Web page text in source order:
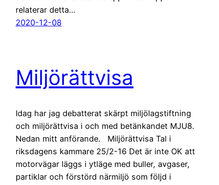
relaterar detta…
2020-12-08
Miljörättvisa
Idag har jag debatterat skärpt miljölagstiftning
och miljörättvisa i och med betänkandet MJU8.
Nedan mitt anförande. Miljörättvisa Tal i
riksdagens kammare 25/2-16 Det är inte OK att
motorvägar läggs i ytläge med buller, avgaser,
partiklar och förstörd närmiljö som följd i